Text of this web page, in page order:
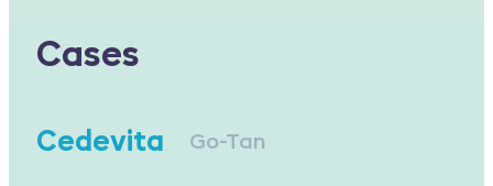
Cases
Cedevita Go-Tan